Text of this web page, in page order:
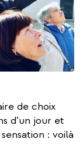
de choix
d’un jour et
: voilà